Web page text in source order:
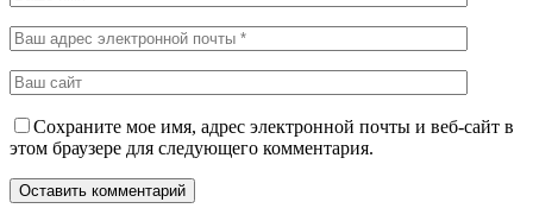
Сохраните мое имя, адрес электронной почты и веб-сайт в
этом браузере для следующего комментария.